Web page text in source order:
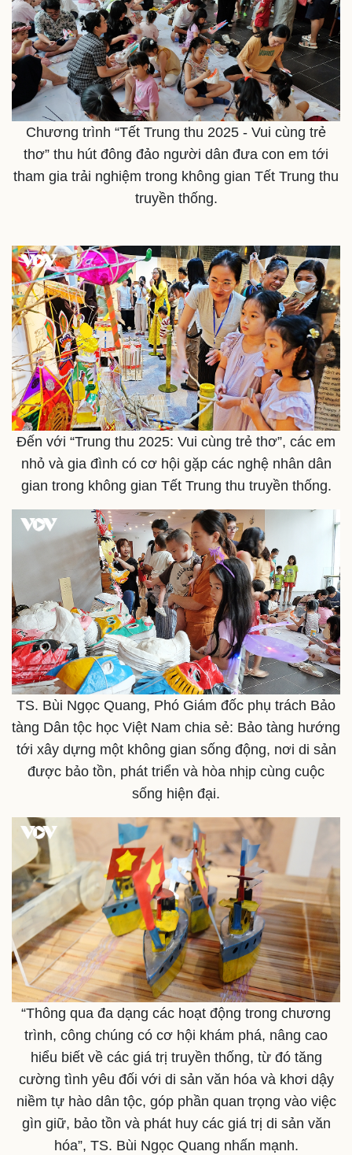
Thế giới
Quan sát
Cuộc sống đó đây
Hồ sơ
Multimedia
Video
Ảnh
E-Magazine
Infographic
Kinh tế
Bất động sản
Khởi nghiệp
Thị trường
Giá vàng
Tiêu dùng
Tỷ giá
Chứng khoán
Giá cà phê
Chương trình “Tết Trung thu 2025 - Vui cùng trẻ
thơ” thu hút đông đảo người dân đưa con em tới
tham gia trải nghiệm trong không gian Tết Trung thu
truyền thống.
Đến với “Trung thu 2025: Vui cùng trẻ thơ”, các em
nhỏ và gia đình có cơ hội gặp các nghệ nhân dân
gian trong không gian Tết Trung thu truyền thống.
TS. Bùi Ngọc Quang, Phó Giám đốc phụ trách Bảo
tàng Dân tộc học Việt Nam chia sẻ: Bảo tàng hướng
tới xây dựng một không gian sống động, nơi di sản
được bảo tồn, phát triển và hòa nhịp cùng cuộc
sống hiện đại.​​​​
“Thông qua đa dạng các hoạt động trong chương
trình, công chúng có cơ hội khám phá, nâng cao
hiểu biết về các giá trị truyền thống, từ đó tăng
cường tình yêu đối với di sản văn hóa và khơi dậy
niềm tự hào dân tộc, góp phần quan trọng vào việc
gìn giữ, bảo tồn và phát huy các giá trị di sản văn
hóa”, TS. Bùi Ngọc Quang nhấn mạnh.